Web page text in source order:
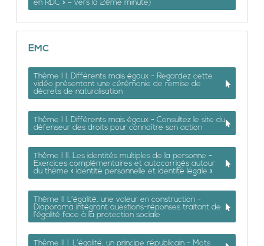
en RDC » – vers la 2ème minute)
EMC
Thème I I. Différents mais égaux - Regardez cette
vidéo présentant une cérémonie de remise de
décrets de naturalisation
Thème I I. Différents mais égaux - Consultez le site du
défenseur des droits pour connaître son action
Thème I II. Les identités multiples de la personne -
Exercices complémentaires et autocorrigés autour
du thème « identité personnelle et identité légale »
Thème II L’égalité, une valeur en construction -
Diaporama intégrant questions-réponses traitant de
l’égalité face à la protection sociale
Thème II I. L’égalité, un principe républicain - Mots